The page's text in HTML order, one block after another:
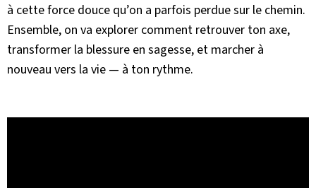
à cette force douce qu’on a parfois perdue sur le chemin.
Ensemble, on va explorer comment retrouver ton axe,
transformer la blessure en sagesse, et marcher à
nouveau vers la vie — à ton rythme.